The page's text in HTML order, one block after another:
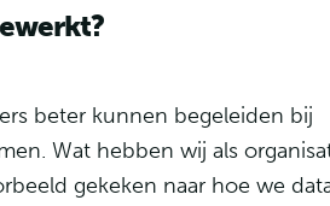
beter kunnen begeleiden bij
Wat hebben wij als
gekeken naar hoe we